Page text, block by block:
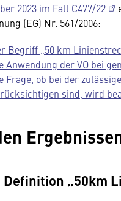
2023 im Fall C477/22
(EG) Nr. 561/2006:
Begriff „50 km
Anwendung der VO bei
Frage, ob bei der
sind, wird
Definition „50km